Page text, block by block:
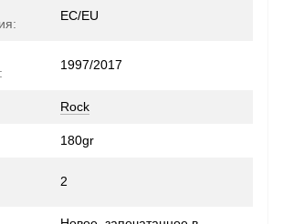
ЕС/EU
1997/2017
Rock
180gr
2